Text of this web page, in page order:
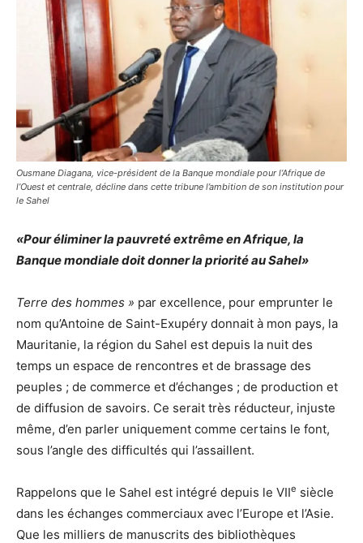
Ousmane Diagana, vice-président de la Banque mondiale pour l’Afrique de
l’Ouest et centrale, décline dans cette tribune l’ambition de son institution pour
le Sahel
«Pour éliminer la pauvreté extrême en Afrique, la
Banque mondiale doit donner la priorité au Sahel»
Terre des hommes » par excellence, pour emprunter le
nom qu’Antoine de Saint-Exupéry donnait à mon pays, la
Mauritanie, la région du Sahel est depuis la nuit des
temps un espace de rencontres et de brassage des
peuples ; de commerce et d’échanges ; de production et
de diffusion de savoirs. Ce serait très réducteur, injuste
même, d’en parler uniquement comme certains le font,
sous l’angle des difficultés qui l’assaillent.
Rappelons que le Sahel est intégré depuis le VIIe siècle
dans les échanges commerciaux avec l’Europe et l’Asie.
Que les milliers de manuscrits des bibliothèques